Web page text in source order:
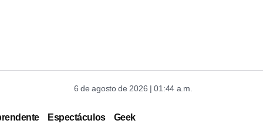
6 de agosto de 2026 | 01:44 a.m.
Espectáculos Geek